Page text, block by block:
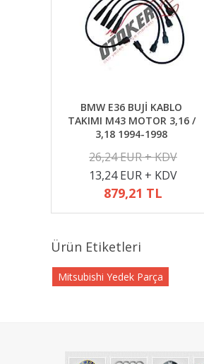
BMW E36 BUJİ KABLO
TAKIMI M43 MOTOR 3,16 /
3,18 1994-1998
26,24 EUR + KDV
13,24 EUR + KDV
879,21 TL
Ürün Etiketleri
Mitsubishi Yedek Parça